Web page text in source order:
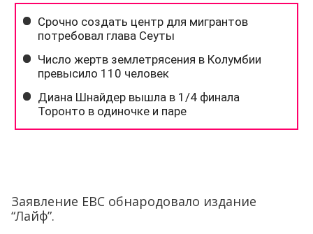
Заявление ЕВС обнародовало издание
“Лайф”.